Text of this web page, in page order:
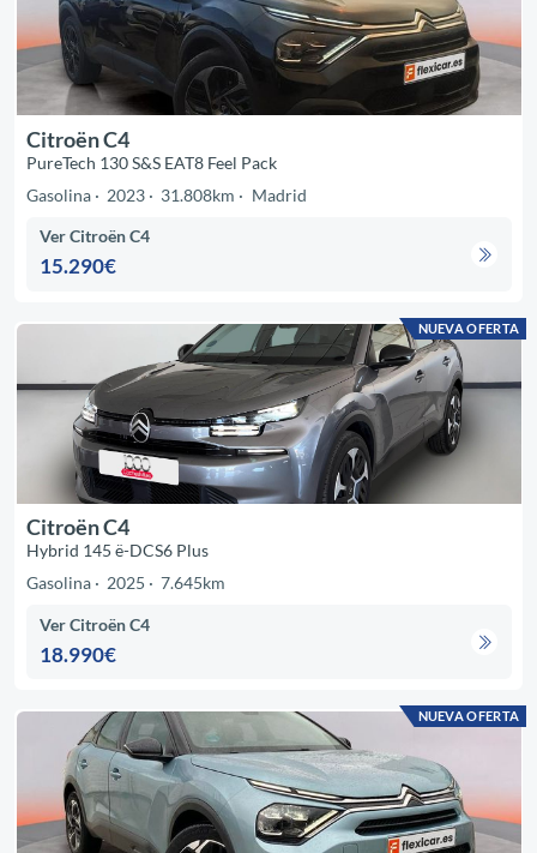
Citroën C4
PureTech 130 S&S EAT8 Feel Pack
Gasolina
2023 31.808km Madrid
Ver Citroën C4
15.290€
NUEVA OFERTA
Citroën C4
Hybrid 145 ë-DCS6 Plus
Gasolina
2025 7.645km
Ver Citroën C4
18.990€
NUEVA OFERTA